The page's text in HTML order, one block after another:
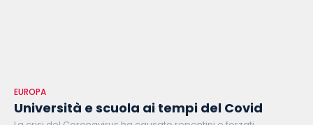
EUROPA
Università e scuola ai tempi del Covid